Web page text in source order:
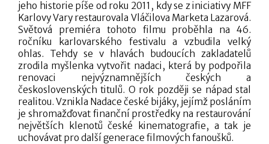
jeho historie píše od roku 2011, kdy se z iniciativy MFF
Karlovy Vary restaurovala Vláčilova Marketa Lazarová.
Světová premiéra tohoto filmu proběhla na 46.
ročníku karlovarského festivalu a vzbudila velký
ohlas. Tehdy se v hlavách budoucích zakladatelů
zrodila myšlenka vytvořit nadaci, která by podpořila
renovaci nejvýznamnějších českých a
československých titulů. O rok později se nápad stal
realitou. Vznikla Nadace české bijáky, jejímž posláním
je shromažďovat finanční prostředky na restaurování
největších klenotů české kinematografie, a tak je
uchovávat pro další generace filmových fanoušků.